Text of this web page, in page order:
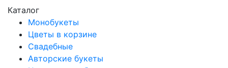
Каталог
Монобукеты
Цветы в корзине
Свадебные
Авторские букеты